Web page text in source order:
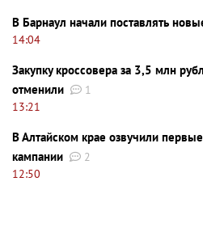
В Барнаул начали поставлять
14:04
Закупку кроссовера за 3,5 млн
отменили
1
13:21
В Алтайском крае озвучили
кампании
2
12:50